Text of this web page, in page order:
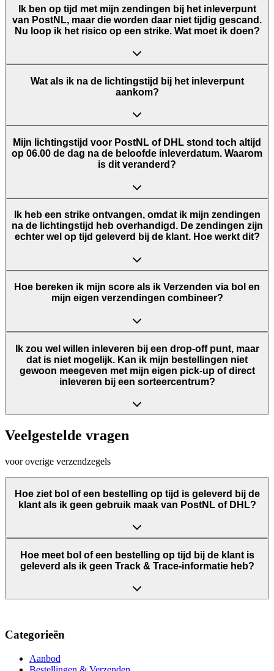
Ik ben op tijd met mijn zendingen bij het inleverpunt
van PostNL, maar die worden daar niet tijdig gescand.
Nu loop ik het risico op een strike. Wat moet ik doen?
Wat als ik na de lichtingstijd bij het inleverpunt
aankom?
Mijn lichtingstijd voor PostNL of DHL stond toch altijd
op 06.00 de dag na de beloofde inleverdatum. Waarom
is dit veranderd?
Ik heb een strike ontvangen, omdat ik mijn zendingen
na de lichtingstijd heb overhandigd. De zendingen zijn
echter wel op tijd geleverd bij de klant. Hoe werkt dit?
Hoe bereken ik mijn score als ik Verzenden via bol en
mijn eigen verzendingen combineer?
Ik zou wel willen inleveren bij een drop-off punt, maar
dat is niet mogelijk. Kan ik mijn bestellingen niet
gewoon meegeven met mijn eigen pick-up of direct
inleveren bij een sorteercentrum?
Veelgestelde vragen
voor overige verzendzegels
Hoe ziet bol of een bestelling op tijd is geleverd bij de
klant als ik geen gebruik maak van PostNL of DHL?
Hoe meet bol of een bestelling op tijd bij de klant is
geleverd als ik geen Track & Trace-informatie heb?
Categorieën
Aanbod